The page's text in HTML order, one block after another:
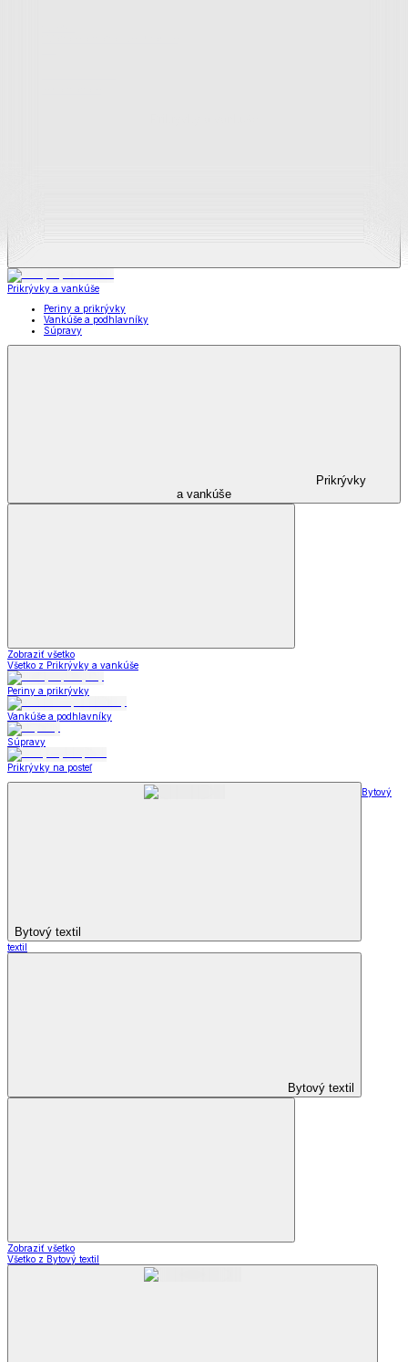
Prikrývky a vankúše
Periny a prikrývky
Vankúše a podhlavníky
Súpravy
Prikrývky
a vankúše
Zobraziť všetko
Všetko z Prikrývky a vankúše
Periny a prikrývky
Vankúše a podhlavníky
Súpravy
Prikrývky na posteľ
Bytový textil
Bytový
textil
Bytový textil
Zobraziť všetko
Všetko z Bytový textil